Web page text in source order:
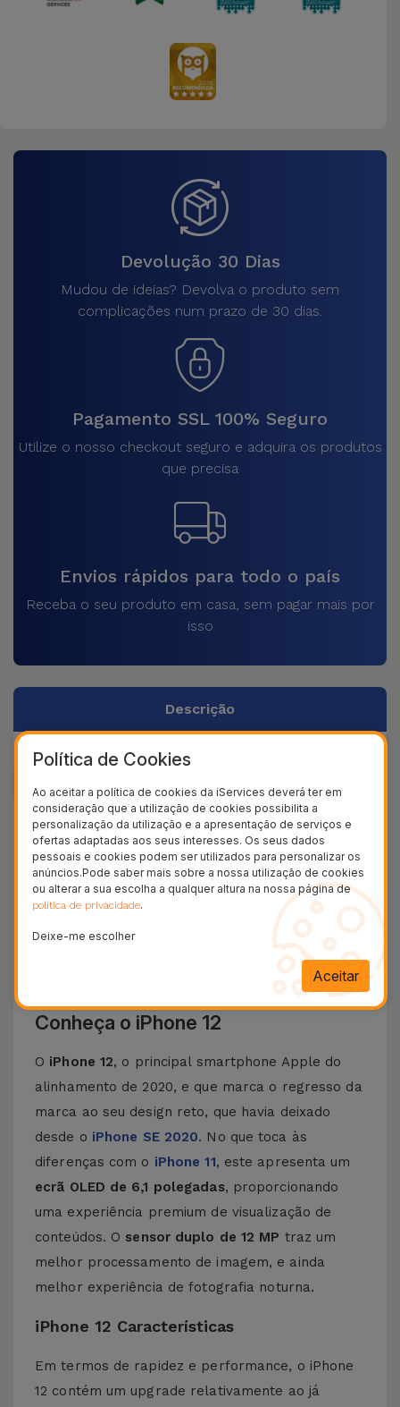
Devolução 30 Dias
Mudou de ideias? Devolva o produto sem
complicações num prazo de 30 dias.
Pagamento SSL 100% Seguro
Utilize o nosso checkout seguro e adquira os produtos
que precisa
Envios rápidos para todo o país
Receba o seu produto em casa, sem pagar mais por
isso
Descrição
Dados do produto
Testes de qualidade
Clientes satisfeitos
+ 100.000
Garantia Duradoura
36 Meses
24H
Conheça o iPhone 12
O iPhone 12, o principal smartphone Apple do
alinhamento de 2020, e que marca o regresso da
marca ao seu design reto, que havia deixado
desde o iPhone SE 2020. No que toca às
diferenças com o iPhone 11, este apresenta um
ecrã OLED de 6,1 polegadas, proporcionando
uma experiência premium de visualização de
conteúdos. O sensor duplo de 12 MP traz um
melhor processamento de imagem, e ainda
melhor experiência de fotografia noturna.
iPhone 12 Características
Em termos de rapidez e performance, o iPhone
12 contém um upgrade relativamente ao já
Política de Cookies
Ao aceitar a política de cookies da iServices deverá ter em
consideração que a utilização de cookies possibilita a
personalização da utilização e a apresentação de serviços e
ofertas adaptadas aos seus interesses. Os seus dados
pessoais e cookies podem ser utilizados para personalizar os
anúncios.Pode saber mais sobre a nossa utilização de cookies
ou alterar a sua escolha a qualquer altura na nossa página de
política de privacidade.
Deixe-me escolher
Aceitar